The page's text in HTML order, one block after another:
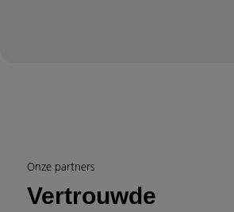
Onze partners
Vertrouwde